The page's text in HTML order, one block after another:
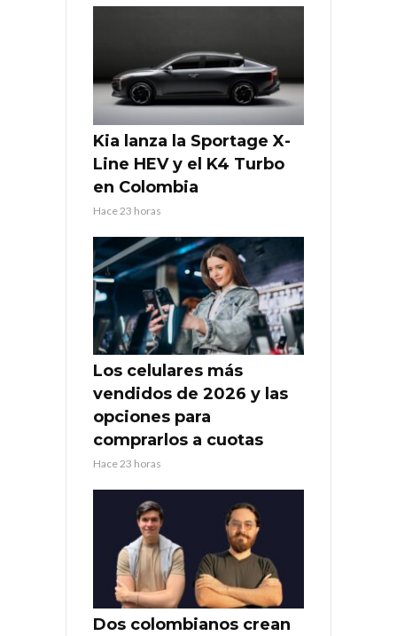
Kia lanza la Sportage X-
Line HEV y el K4 Turbo
en Colombia
Hace 23 horas
Los celulares más
vendidos de 2026 y las
opciones para
comprarlos a cuotas
Hace 23 horas
Dos colombianos crean